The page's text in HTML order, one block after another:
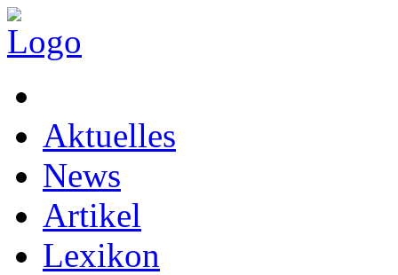
Aktuelles
News
Artikel
Lexikon